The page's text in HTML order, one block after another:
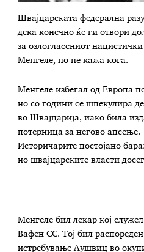
Швајцарската федерална
дека конечно ќе ги отвори
за озлогласениот
Менгеле, но не кажа кога.
Менгеле избегал од Европа
но со години се шпекулира
во Швајцарија, иако била
потерница за негово апсење.
Историчарите постојано
но швајцарските власти
Менгеле бил лекар кој
Вафен СС. Тој бил распореден
истребување Аушвиц во